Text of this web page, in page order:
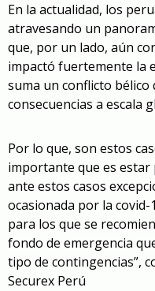
En la actualidad, los
atravesando un
que, por un lado, aún
impactó fuertemente la
suma un conflicto
consecuencias a escala
Por lo que, son estos
importante que es
ante estos casos
ocasionada por la
para los que se
fondo de emergencia
tipo de contingencias”,
Securex Perú